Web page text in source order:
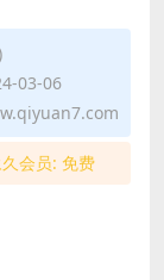
03-06
会员: 免费